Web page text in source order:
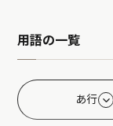
用語の一覧
あ行